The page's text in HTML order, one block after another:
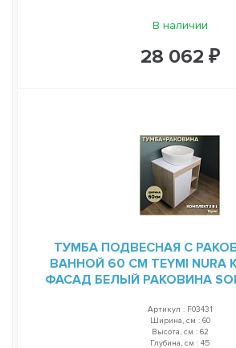
В наличии
28 062 ₽
ТУМБА ПОДВЕСНАЯ С
ВАННОЙ 60 СМ TEYMI NURA
ФАСАД БЕЛЫЙ РАКОВИНА
Артикул : F03431
Ширина, см : 60
Высота, см : 62
Глубина, см : 45